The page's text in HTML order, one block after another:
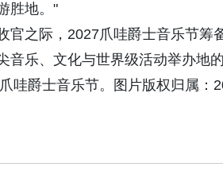
胜地。"
官之际，2027爪哇爵士音乐节
音乐、文化与世界级活动举办地
哇爵士音乐节。图片版权归属：